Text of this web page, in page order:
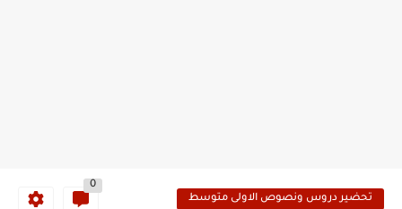
تحضير دروس ونصوص الاولى متوسط
0